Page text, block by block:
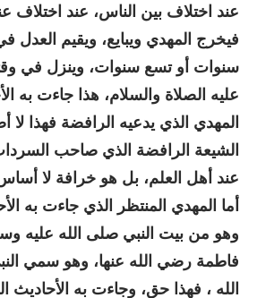
عند اختلاف بين الناس، عند اختلاف
فيخرج المهدي ويبايع، ويقيم العدل
سنوات أو تسع سنوات، وينزل في
عليه الصلاة والسلام، هذا جاءت به
المهدي الذي يدعيه الرافضة فهذا
الشيعة الرافضة الذي صاحب
عند أهل العلم، بل هو خرافة لا أساس
أما المهدي المنتظر الذي جاءت به
وهو من بيت النبي صلى الله عليه
فاطمة رضي الله عنها، وهو سمي
الله ، فهذا حق، وجاءت به الأحاديث